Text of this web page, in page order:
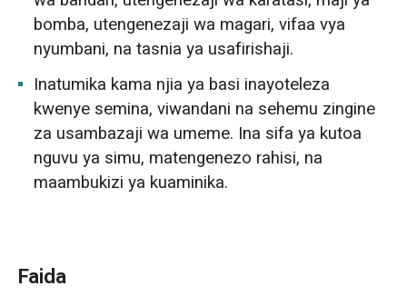
bomba, utengenezaji wa magari, vifaa vya
nyumbani, na tasnia ya usafirishaji.
Inatumika kama njia ya basi inayoteleza
kwenye semina, viwandani na sehemu zingine
za usambazaji wa umeme. Ina sifa ya kutoa
nguvu ya simu, matengenezo rahisi, na
maambukizi ya kuaminika.
Faida